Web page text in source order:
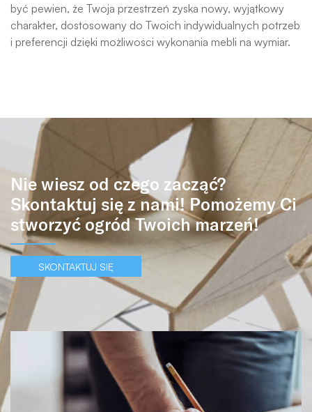
być pewien, że Twoja przestrzeń zyska nowy, wyjątkowy
charakter, dostosowany do Twoich indywidualnych potrzeb
i preferencji dzięki możliwości wykonania mebli na wymiar.
Nie wiesz od czego zacząć?
Skontaktuj się z nami! Pomożemy Ci
stworzyć ogród Twoich marzeń!
SKONTAKTUJ SIĘ